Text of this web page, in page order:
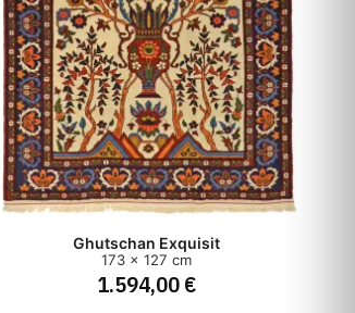
Ghutschan Exquisit
173 x 127 cm
1.594,00 €